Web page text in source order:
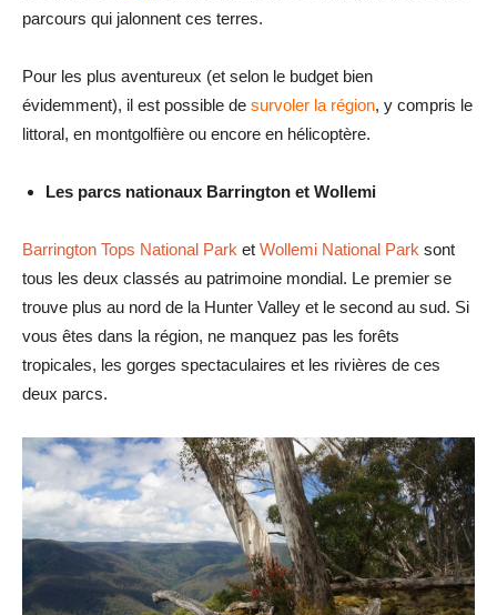
parcours qui jalonnent ces terres.
Pour les plus aventureux (et selon le budget bien
évidemment), il est possible de survoler la région, y compris le
littoral, en montgolfière ou encore en hélicoptère.
Les parcs nationaux Barrington et Wollemi
Barrington Tops National Park et Wollemi National Park sont
tous les deux classés au patrimoine mondial. Le premier se
trouve plus au nord de la Hunter Valley et le second au sud. Si
vous êtes dans la région, ne manquez pas les forêts
tropicales, les gorges spectaculaires et les rivières de ces
deux parcs.